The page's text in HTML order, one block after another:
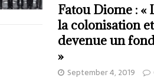
Fatou Diome : «
la colonisation et
devenue un
»
September 4, 2019